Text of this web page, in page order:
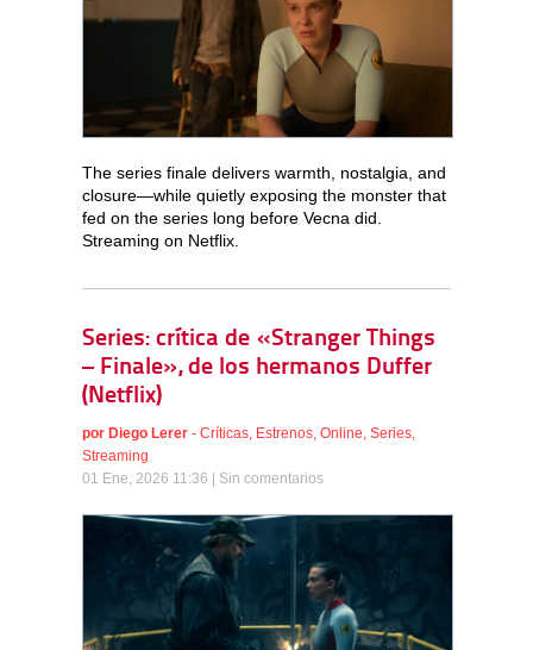
The series finale delivers warmth, nostalgia, and
closure—while quietly exposing the monster that
fed on the series long before Vecna did.
Streaming on Netflix.
Series: crítica de «Stranger Things
– Finale», de los hermanos Duffer
(Netflix)
por Diego Lerer - Críticas, Estrenos, Online, Series,
Streaming
01 Ene, 2026 11:36 | Sin comentarios